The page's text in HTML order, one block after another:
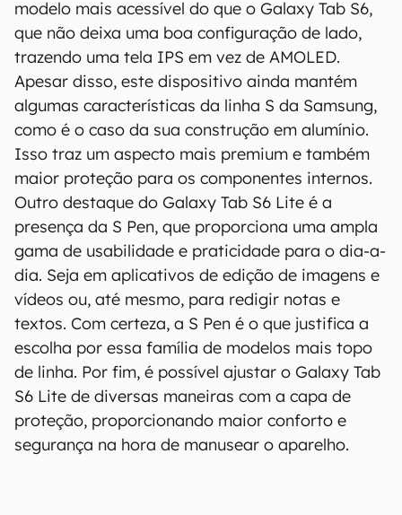
modelo mais acessível do que o Galaxy Tab S6,
que não deixa uma boa configuração de lado,
trazendo uma tela IPS em vez de AMOLED.
Apesar disso, este dispositivo ainda mantém
algumas características da linha S da Samsung,
como é o caso da sua construção em alumínio.
Isso traz um aspecto mais premium e também
maior proteção para os componentes internos.
Outro destaque do Galaxy Tab S6 Lite é a
presença da S Pen, que proporciona uma ampla
gama de usabilidade e praticidade para o dia-a-
dia. Seja em aplicativos de edição de imagens e
vídeos ou, até mesmo, para redigir notas e
textos. Com certeza, a S Pen é o que justifica a
escolha por essa família de modelos mais topo
de linha. Por fim, é possível ajustar o Galaxy Tab
S6 Lite de diversas maneiras com a capa de
proteção, proporcionando maior conforto e
segurança na hora de manusear o aparelho.
confirmar suas características detalhadas e
regionais.
Aviso legal: O Canaltech não se responsabiliza
por quaisquer erros ou omissões, ou mesmo
os resultados obtidos com o uso dessas
informações. As informações são fornecidas
"como estão", sem qualquer garantia de
precisão, detalhes, variações ou em relação
aos resultados obtidos com o uso dessas
informações.